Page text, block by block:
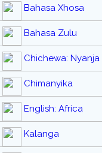
Bahasa Xhosa
Bahasa Zulu
Chichewa: Nyanja
Chimanyika
English: Africa
Kalanga